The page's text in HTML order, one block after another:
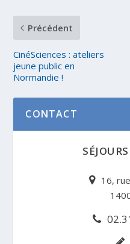
Précédent
CinéSciences : ateliers
jeune public en
Normandie !
CONTACT
16,